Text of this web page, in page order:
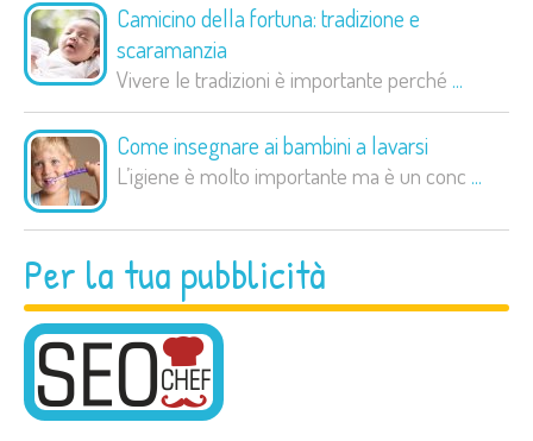
Camicino della fortuna: tradizione e
scaramanzia
Vivere le tradizioni è importante perché ...
Come insegnare ai bambini a lavarsi
L’igiene è molto importante ma è un conc ...
Per la tua pubblicità